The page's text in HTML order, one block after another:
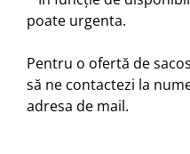
poate urgenta.
Pentru o ofertă de
să ne contactezi la
adresa de mail.